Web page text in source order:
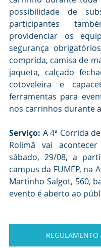
possibilidade de
participantes
providenciar os
segurança
comprida, camisa de
jaqueta, calçado
cotoveleira e
ferramentas para
nos carrinhos durante
Serviço: A 4ª Corrida
Rolimã vai
sábado, 29/08, a
campus da FUMEP, na
Martinho Salgot, 560,
evento é aberto ao